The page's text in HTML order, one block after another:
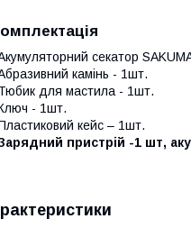
секатор
камінь - 1шт.
для мастила - 1шт.
- 1шт.
кейс – 1шт.
пристрій -1 шт,